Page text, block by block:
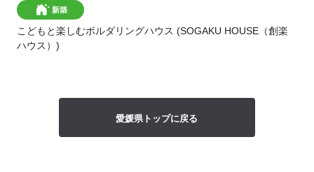
新築
こどもと楽しむボルダリングハウス (SOGAKU HOUSE（創楽
ハウス）)
愛媛県トップに戻る